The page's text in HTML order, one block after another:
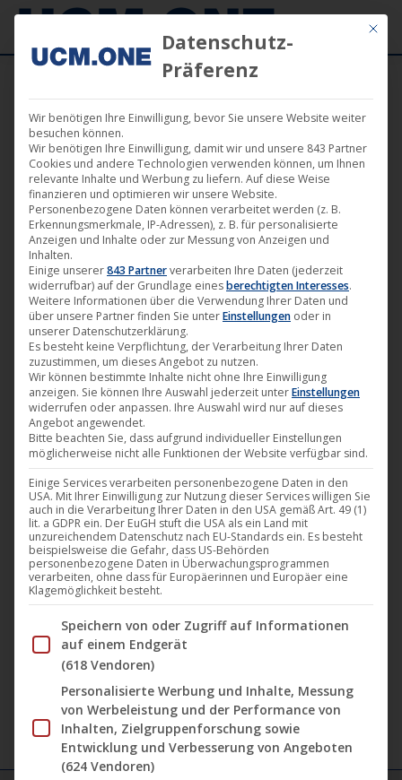
Einzelnes Ergebnis wird angezeigt
Alphawezen – Source
25,95
Mit
Datenschutz-
Präferenz
Wir benötigen Ihre Einwilligung, bevor Sie unsere Website weiter
besuchen können.
Wir benötigen Ihre Einwilligung, damit wir und unsere 843 Partner
Cookies und andere Technologien verwenden können, um Ihnen
relevante Inhalte und Werbung zu liefern. Auf diese Weise
finanzieren und optimieren wir unsere Website.
Personenbezogene Daten können verarbeitet werden (z. B.
Erkennungsmerkmale, IP-Adressen), z. B. für personalisierte
Anzeigen und Inhalte oder zur Messung von Anzeigen und
Inhalten.
Einige unserer843 Partnerverarbeiten Ihre Daten (jederzeit
widerrufbar) auf der Grundlage einesberechtigten Interesses.
Weitere Informationen über die Verwendung Ihrer Daten und
über unsere Partner finden Sie unterEinstellungen oder in
unserer Datenschutzerklärung.
Es besteht keine Verpflichtung, der Verarbeitung Ihrer Daten
zuzustimmen, um dieses Angebot zu nutzen.
Wir können bestimmte Inhalte nicht ohne Ihre Einwilligung
anzeigen. Sie können Ihre Auswahl jederzeit unterEinstellungen
widerrufen oder anpassen. Ihre Auswahl wird nur auf dieses
Angebot angewendet.
Bitte beachten Sie, dass aufgrund individueller Einstellungen
möglicherweise nicht alle Funktionen der Website verfügbar sind.
Einige Services verarbeiten personenbezogene Daten in den
USA. Mit Ihrer Einwilligung zur Nutzung dieser Services willigen Sie
auch in die Verarbeitung Ihrer Daten in den USA gemäß Art. 49 (1)
lit. a GDPR ein. Der EuGH stuft die USA als ein Land mit
unzureichendem Datenschutz nach EU-Standards ein. Es besteht
beispielsweise die Gefahr, dass US-Behörden
personenbezogene Daten in Überwachungsprogrammen
verarbeiten, ohne dass für Europäerinnen und Europäer eine
Klagemöglichkeit besteht.
Im Folgenden finden Sie eine Liste der Zwecke des IAB
Speichern von oder Zugriff auf Informationen
auf einem Endgerät
(618 Vendoren)
Personalisierte Werbung und Inhalte, Messung
von Werbeleistung und der Performance von
Inhalten, Zielgruppenforschung sowie
Entwicklung und Verbesserung von Angeboten
(624 Vendoren)